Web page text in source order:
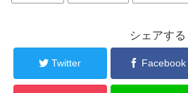
シェアする
Twitter Facebook